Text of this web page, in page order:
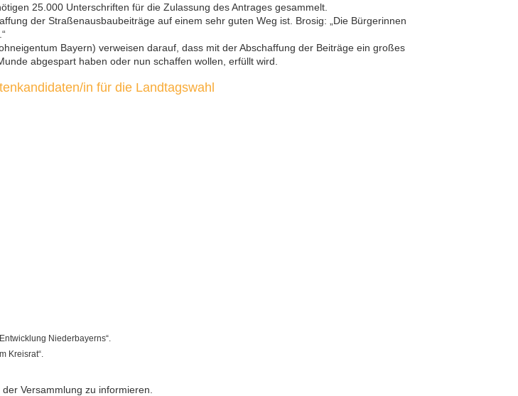
25.000 Unterschriften für die Zulassung des Antrages gesammelt.
der Straßenausbaubeiträge auf einem sehr guten Weg ist. Brosig: „Die Bürgerinnen
Bayern) verweisen darauf, dass mit der Abschaffung der Beiträge ein großes
abgespart haben oder nun schaffen wollen, erfüllt wird.
in für die Landtagswahl
Niederbayerns“.
Kreisrat“.
Versammlung zu informieren.